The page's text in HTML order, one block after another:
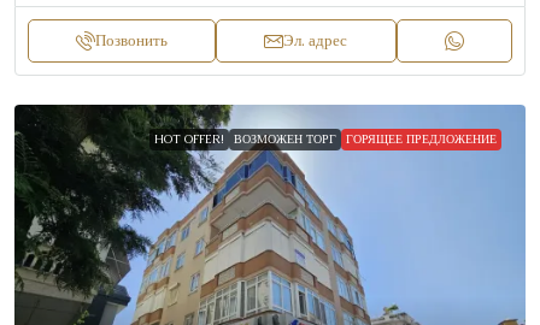
Позвонить Эл. адрес
HOT OFFER! ВОЗМОЖЕН ТОРГ ГОРЯЩЕЕ ПРЕДЛОЖЕНИЕ